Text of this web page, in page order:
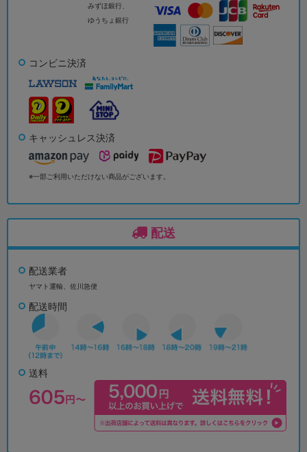
みずほ銀行、
ゆうちょ銀行
コンビニ決済
キャッシュレス決済
※一部ご利用いただけない商品がございます。
配送
配送業者
ヤマト運輸、佐川急便
配送時間
送料